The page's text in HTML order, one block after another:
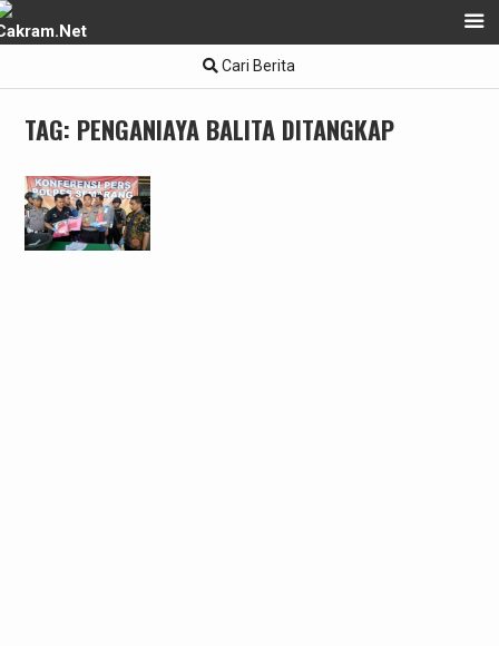
to
Cari Berita
TAG: PENGANIAYA BALITA DITANGKAP